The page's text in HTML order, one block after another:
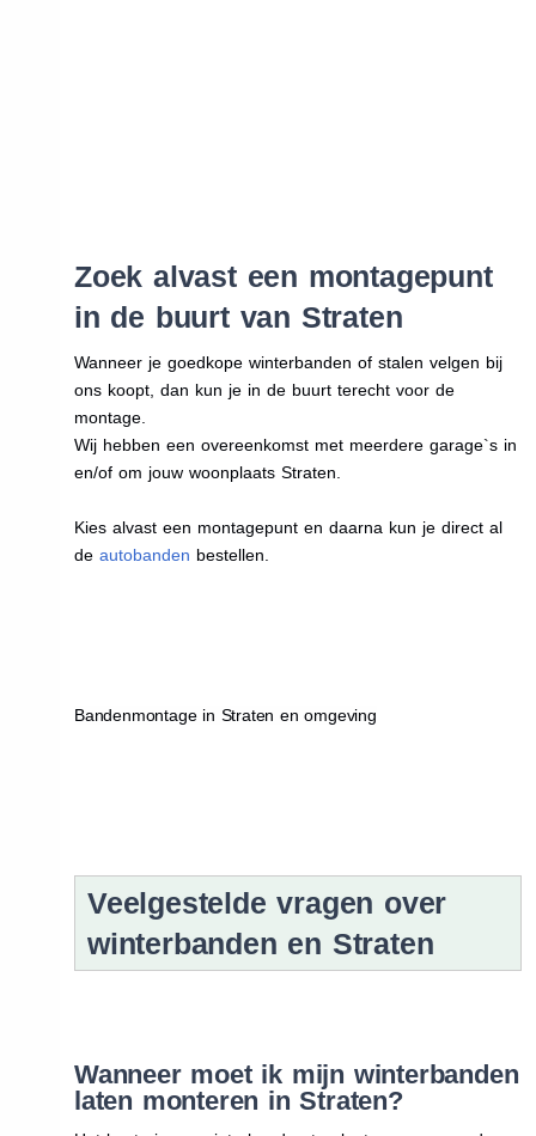
Zoek alvast een montagepunt
in de buurt van Straten
Wanneer je goedkope winterbanden of stalen velgen bij
ons koopt, dan kun je in de buurt terecht voor de
montage.
Wij hebben een overeenkomst met meerdere garage`s in
en/of om jouw woonplaats Straten.
Kies alvast een montagepunt en daarna kun je direct al
de autobanden bestellen.
Bandenmontage in Straten en omgeving
Veelgestelde vragen over
winterbanden en Straten
Wanneer moet ik mijn winterbanden
laten monteren in Straten?